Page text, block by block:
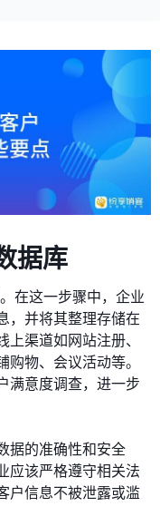
据库
在这一步骤中，企业
，并将其整理存储在
渠道如网站注册、
物、会议活动等。
满意度调查，进一步
据的准确性和安全
应该严格遵守相关法
户信息不被泄露或滥